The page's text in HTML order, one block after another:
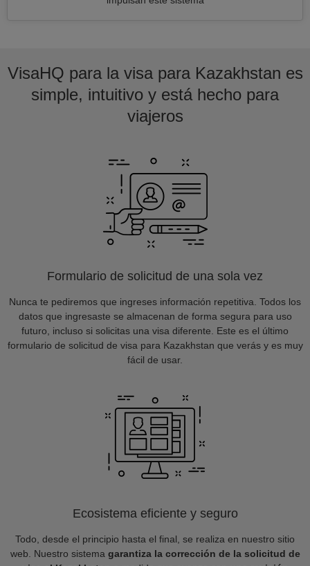
VisaHQ para la visa para Kazakhstan es
simple, intuitivo y está hecho para
viajeros
Formulario de solicitud de una sola vez
Nunca te pediremos que ingreses información repetitiva. Todos los
datos que ingresaste se almacenan de forma segura para uso
futuro, incluso si solicitas una visa diferente. Este es el último
formulario de solicitud de visa para Kazakhstan que verás y es muy
fácil de usar.
Ecosistema eficiente y seguro
Todo, desde el principio hasta el final, se realiza en nuestro sitio
web. Nuestro sistema garantiza la corrección de la solicitud de